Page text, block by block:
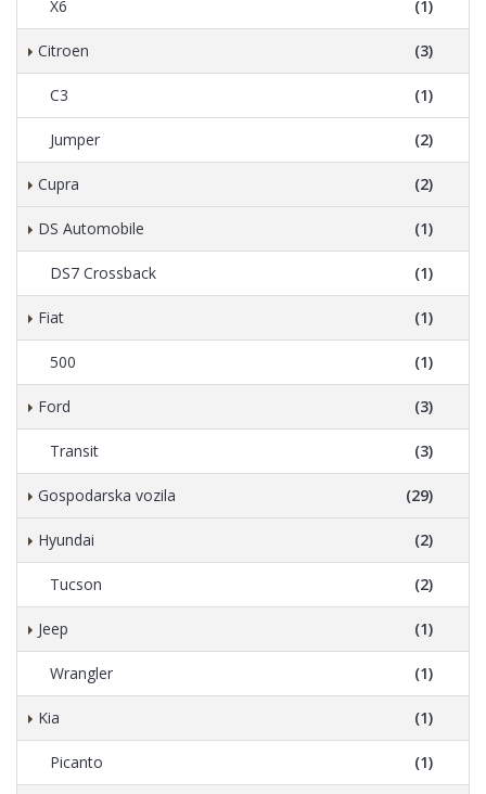
X6 (1)
Citroen (3)
C3 (1)
Jumper (2)
Cupra (2)
DS Automobile (1)
DS7 Crossback (1)
Fiat (1)
500 (1)
Ford (3)
Transit (3)
Gospodarska vozila (29)
Hyundai (2)
Tucson (2)
Jeep (1)
Wrangler (1)
Kia (1)
Picanto (1)